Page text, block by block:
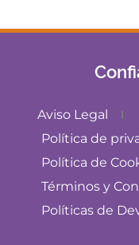
Aviso Legal
Política de
Política de
Términos y
Políticas de